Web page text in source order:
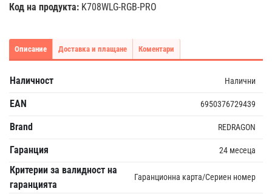
Код на продукта: K708WLG-RGB-PRO
Описание Доставка и плащане Коментари
Наличност Налични
EAN 6950376729439
Brand REDRAGON
Гаранция 24 месеца
Критерии за валидност на
гаранцията
Гаранционна карта/Сериен номер